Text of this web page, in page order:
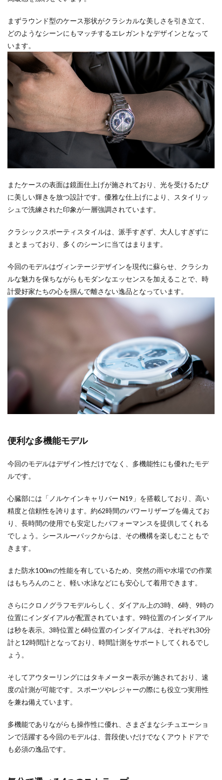
まずラウンド型のケース形状がクラシカルな美しさを引き立て、
どのようなシーンにもマッチするエレガントなデザインとなって
います。
またケースの表面は鏡面仕上げが施されており、光を受けるたび
に美しい輝きを放つ設計です。優雅な仕上げにより、スタイリッ
シュで洗練された印象が一層強調されています。
クラシックスポーティスタイルは、派手すぎず、大人しすぎずに
まとまっており、多くのシーンに当てはまります。
今回のモデルはヴィンテージデザインを現代に蘇らせ、クラシカ
ルな魅力を保ちながらもモダンなエッセンスを加えることで、時
計愛好家たちの心を掴んで離さない逸品となっています。
便利な多機能モデル
今回のモデルはデザイン性だけでなく、多機能性にも優れたモデ
ルです。
心臓部には「ノルケインキャリバー N19」を搭載しており、高い
精度と信頼性を誇ります。約62時間のパワーリザーブを備えてお
り、長時間の使用でも安定したパフォーマンスを提供してくれる
でしょう。シースルーバックからは、その機構を楽しむこともで
きます。
また防水100mの性能を有しているため、突然の雨や水場での作業
はもちろんのこと、軽い水泳などにも安心して着用できます。
さらにクロノグラフモデルらしく、ダイアル上の3時、6時、9時の
位置にインダイアルが配置されています。9時位置のインダイアル
は秒を表示。3時位置と6時位置のインダイアルは、それぞれ30分
計と12時間計となっており、時間計測をサポートしてくれるでし
ょう。
そしてアウターリングにはタキメーター表示が施されており、速
度の計測が可能です。スポーツやレジャーの際にも役立つ実用性
を兼ね備えています。
多機能でありながらも操作性に優れ、さまざまなシチュエーショ
ンで活躍する今回のモデルは、普段使いだけでなくアウトドアで
も必須の逸品です。